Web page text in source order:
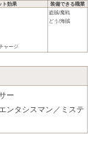
ト効果
装備できる職業
ャージ
盗賊/魔戦
どう/海賊
ー
ンタシスマン／ミステ